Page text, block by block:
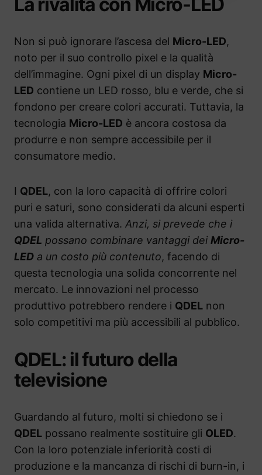
La rivalità con Micro-LED
Non si può ignorare l’ascesa del Micro-LED,
noto per il suo controllo pixel e la qualità
dell’immagine. Ogni pixel di un display Micro-
LED contiene un LED rosso, blu e verde, che si
fondono per creare colori accurati. Tuttavia, la
tecnologia Micro-LED è ancora costosa da
produrre e non sempre accessibile per il
consumatore medio.
I QDEL, con la loro capacità di offrire colori
puri e saturi, sono considerati da alcuni esperti
una valida alternativa. Anzi, si prevede che i
QDEL possano combinare vantaggi deiMicro-
LED a un costo più contenuto, facendo di
questa tecnologia una solida concorrente nel
mercato. Le innovazioni nel processo
produttivo potrebbero rendere i QDEL non
solo competitivi ma più accessibili al pubblico.
QDEL: il futuro della
televisione
Guardando al futuro, molti si chiedono se i
QDEL possano realmente sostituire gli OLED.
Con la loro potenziale inferiorità costi di
produzione e la mancanza di rischi di burn-in, i